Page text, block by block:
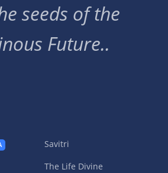
seeds of the
Future..
Savitri
The Life Divine